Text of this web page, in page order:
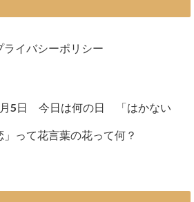
ライバシーポリシー
5日 今日は何の日 「はかない
」って花言葉の花って何？